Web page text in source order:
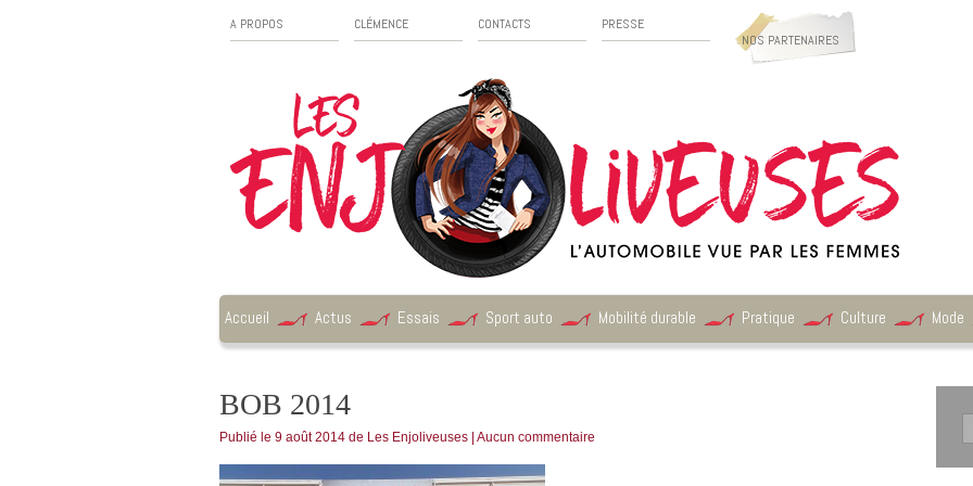
A PROPOS CLÉMENCE CONTACTS
PRESSE
NOS PARTENAIRES
Accueil Actus Essais Sport auto Mobilité durable Pratique Culture Mode
BOB 2014
Publié le 9 août 2014 de Les Enjoliveuses Aucun commentaire